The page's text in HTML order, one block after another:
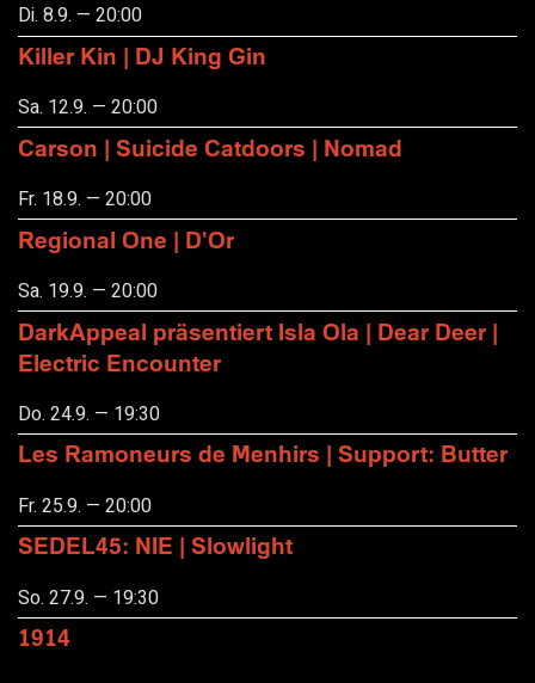
Di. 8.9. — 20:00
Killer Kin | DJ King Gin
Sa. 12.9. — 20:00
Carson | Suicide Catdoors | Nomad
Fr. 18.9. — 20:00
Regional One | D'Or
Sa. 19.9. — 20:00
DarkAppeal präsentiert Isla Ola | Dear Deer |
Electric Encounter
Do. 24.9. — 19:30
Les Ramoneurs de Menhirs | Support: Butter
Fr. 25.9. — 20:00
SEDEL45: NIE | Slowlight
So. 27.9. — 19:30
1914